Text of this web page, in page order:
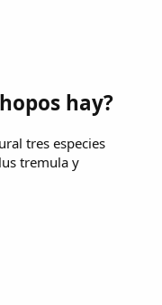
hay?
tres especies
tremula y